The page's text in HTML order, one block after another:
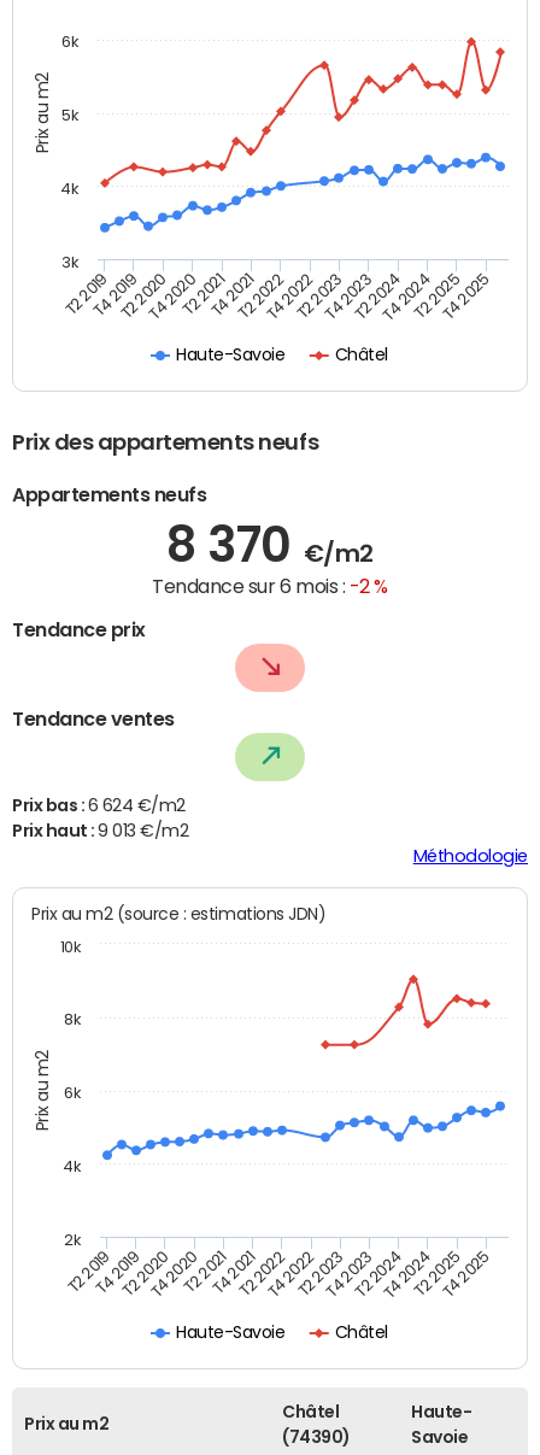
Prix au m2
Haute-Savoie Châtel
T2 2019T4 2019T2 2020T4 2020T2 2021T4 2021T2 2022T4 2022T2 2023T4 2023T2 2024T4 2024T2 2025T4 2025
3k
4k
5k
6k
Prix des appartements neufs
Appartements neufs
8 370 €/m2
Tendance sur 6 mois : -2 %
Tendance prix
Tendance ventes
Prix bas : 6 624 €/m2
Prix haut :9 013 €/m2
Méthodologie
Prix au m2
Prix au m2 (source : estimations JDN)
Haute-Savoie Châtel
T2 2019T4 2019T2 2020T4 2020T2 2021T4 2021T2 2022T4 2022T2 2023T4 2023T2 2024T4 2024T2 2025T4 2025
4k
6k
8k
10k
2k
Prix au m2
Châtel
(74390)
Haute-
Savoie